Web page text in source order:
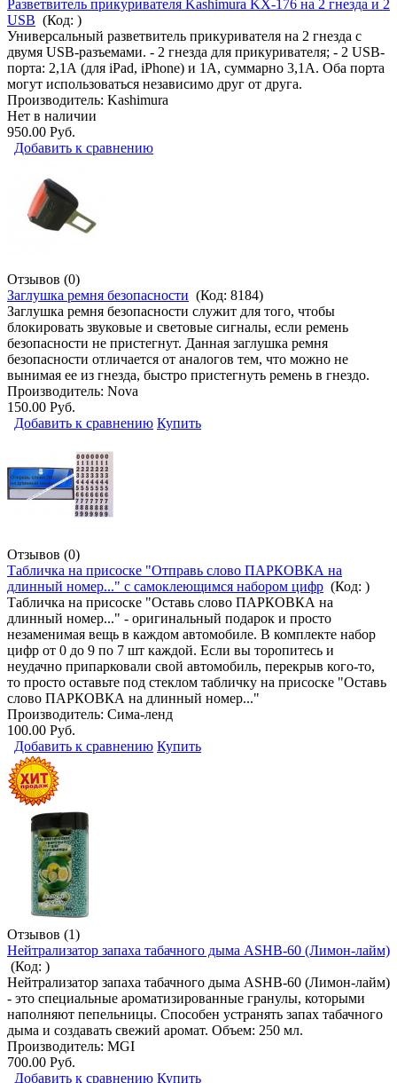
Разветвитель прикуривателя Kashimura KX-176 на 2 гнезда и 2
USB (Код: )
Универсальный разветвитель прикуривателя на 2 гнезда с
двумя USB-разъемами. - 2 гнезда для прикуривателя; - 2 USB-
порта: 2,1А (для iPad, iPhone) и 1А, суммарно 3,1А. Оба порта
могут использоваться независимо друг от друга.
Производитель: Kashimura
Нет в наличии
950.00 Руб.
Добавить к сравнению
Отзывов (0)
Заглушка ремня безопасности (Код: 8184)
Заглушка ремня безопасности служит для того, чтобы
блокировать звуковые и световые сигналы, если ремень
безопасности не пристегнут. Данная заглушка ремня
безопасности отличается от аналогов тем, что можно не
вынимая ее из гнезда, быстро пристегнуть ремень в гнездо.
Производитель: Nova
150.00 Руб.
Добавить к сравнению Купить
Отзывов (0)
Табличка на присоске "Отправь слово ПАРКОВКА на
длинный номер..." с самоклеющимся набором цифр (Код: )
Табличка на присоске "Оставь слово ПАРКОВКА на
длинный номер..." - оригинальный подарок и просто
незаменимая вещь в каждом автомобиле. В комплекте набор
цифр от 0 до 9 по 7 шт каждой. Если вы торопитесь и
неудачно припарковали свой автомобиль, перекрыв кого-то,
то просто оставьте под стеклом табличку на присоске "Оставь
слово ПАРКОВКА на длинный номер..."
Производитель: Сима-ленд
100.00 Руб.
Добавить к сравнению Купить
Отзывов (1)
Нейтрализатор запаха табачного дыма ASHB-60 (Лимон-лайм)
(Код: )
Нейтрализатор запаха табачного дыма ASHB-60 (Лимон-лайм)
- это специальные ароматизированные гранулы, которыми
наполняют пепельницы. Способен устранять запах табачного
дыма и создавать свежий аромат. Объем: 250 мл.
Производитель: MGI
700.00 Руб.
Добавить к сравнению Купить